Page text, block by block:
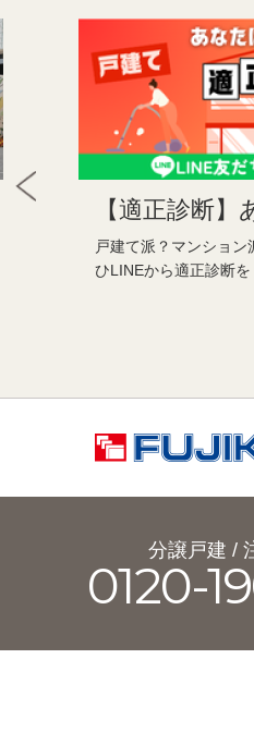
【適正診断
戸建て派？マンショ
ひLINEから適正診断を
分譲戸建 /
0120-